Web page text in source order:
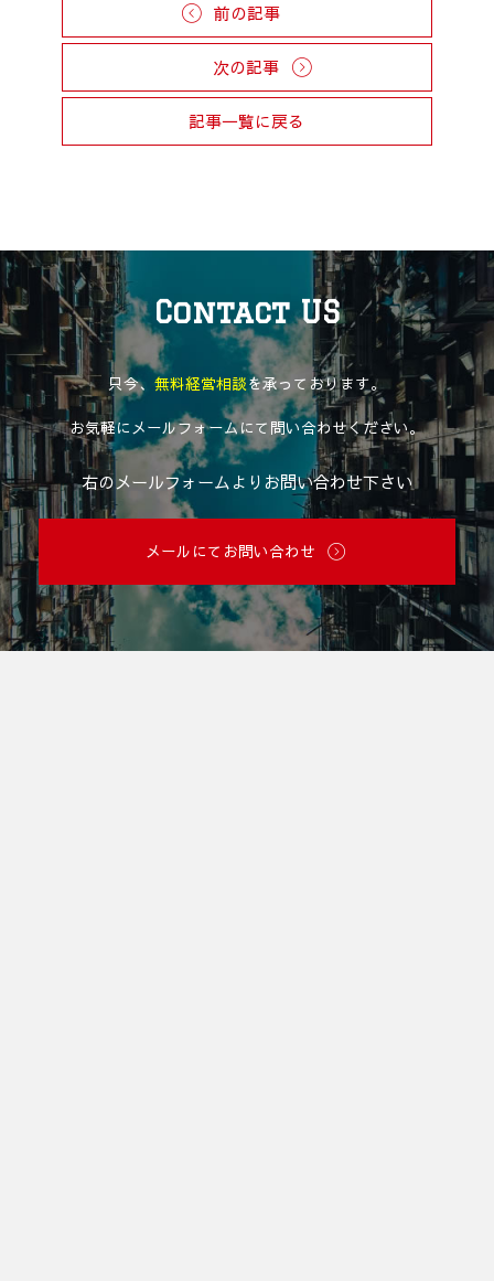
前の記事
次の記事
記事一覧に戻る
Contact US
只今、 無料経営相談を承っております。
お気軽にメールフォームにて問い合わせください。
右のメールフォームよりお問い合わせ下さい
メールにてお問い合わせ